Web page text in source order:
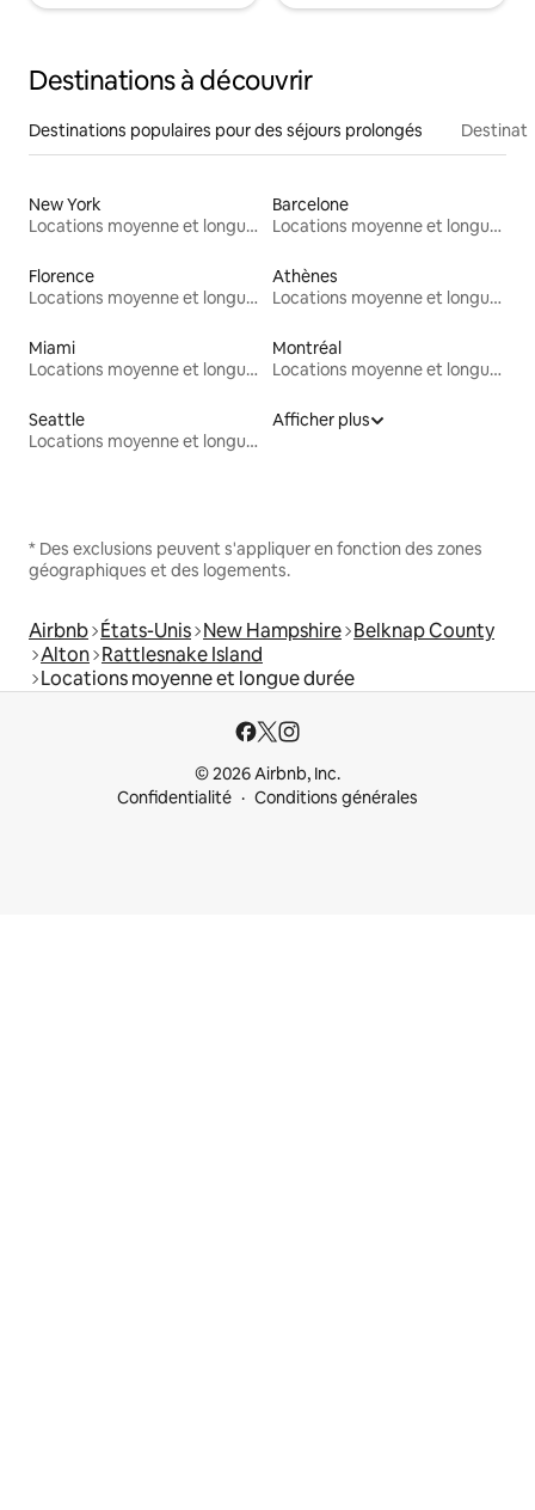
Destinations à découvrir
Destinations populaires pour des séjours prolongés
New York
Locations moyenne et longue durée
Barcelone
Locations moyenne et longue durée
Florence
Locations moyenne et longue durée
Athènes
Locations moyenne et longue durée
Miami
Locations moyenne et longue durée
Montréal
Locations moyenne et longue durée
Seattle
Locations moyenne et longue durée
Afficher plus
* Des exclusions peuvent s'appliquer en fonction des zones
géographiques et des logements.
Airbnb États-Unis New Hampshire Belknap County
Alton Rattlesnake Island
Locations moyenne et longue durée
© 2026 Airbnb, Inc.
Confidentialité
Conditions générales